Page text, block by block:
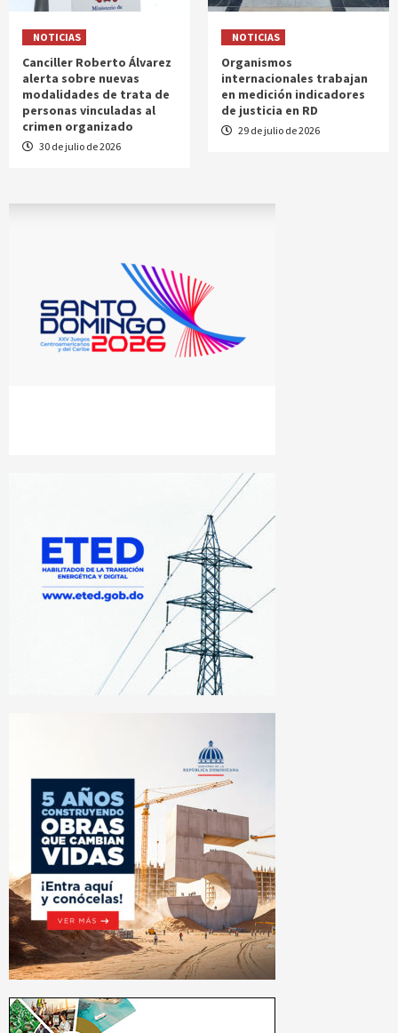
NOTICIAS
Canciller Roberto Álvarez
alerta sobre nuevas
modalidades de trata de
personas vinculadas al
crimen organizado
30 de julio de 2026
NOTICIAS
Organismos
internacionales trabajan
en medición indicadores
de justicia en RD
29 de julio de 2026